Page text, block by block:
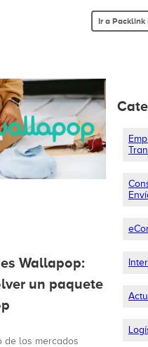
Ir a Packlink
Wallapop:
un paquete
de los mercados